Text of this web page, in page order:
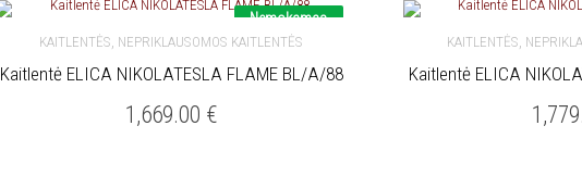
Nemokamas
pristatymas
Į KREPŠELĮ
KAITLENTĖS, NEPRIKLAUSOMOS KAITLENTĖS
Kaitlentė ELICA NIKOLATESLA FLAME BL/A/88
1,669.00 €
Į KREPŠELĮ
KAITLENTĖS,
Kaitlentė ELICA